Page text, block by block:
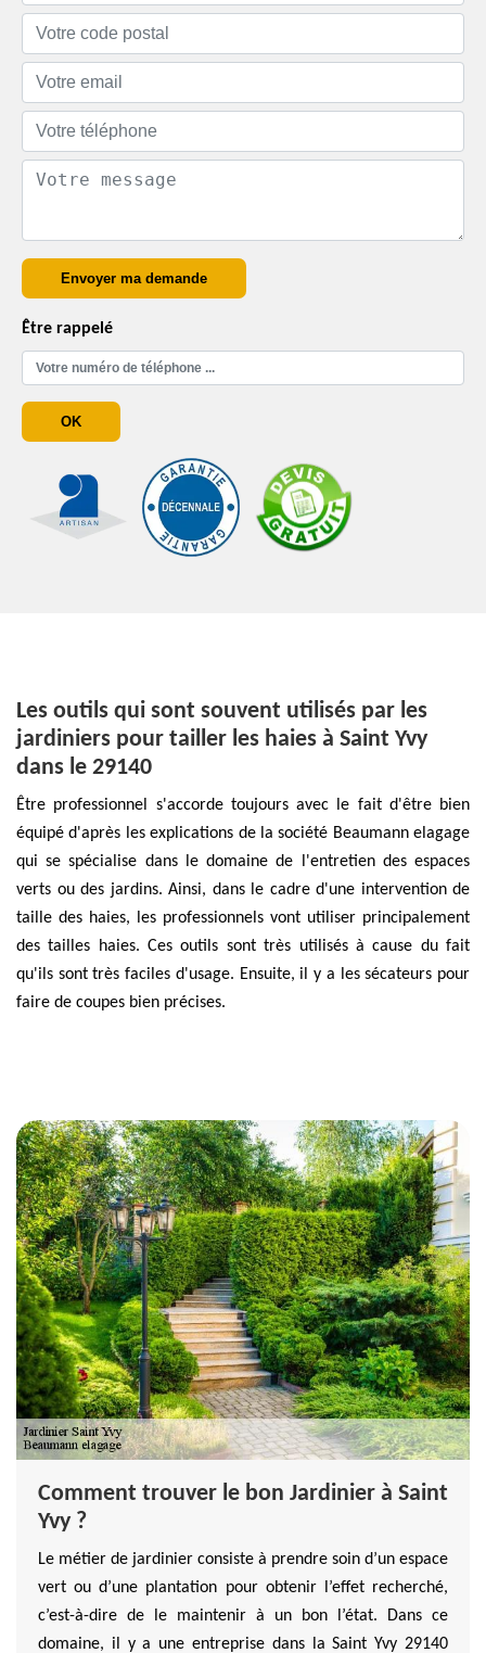
Être rappelé
Les outils qui sont souvent utilisés par les
jardiniers pour tailler les haies à Saint Yvy
dans le 29140
Être professionnel s'accorde toujours avec le fait d'être bien
équipé d'après les explications de la société Beaumann elagage
qui se spécialise dans le domaine de l'entretien des espaces
verts ou des jardins. Ainsi, dans le cadre d'une intervention de
taille des haies, les professionnels vont utiliser principalement
des tailles haies. Ces outils sont très utilisés à cause du fait
qu'ils sont très faciles d'usage. Ensuite, il y a les sécateurs pour
faire de coupes bien précises.
Comment trouver le bon Jardinier à Saint
Yvy ?
Le métier de jardinier consiste à prendre soin d’un espace
vert ou d’une plantation pour obtenir l’effet recherché,
c’est-à-dire de le maintenir à un bon l’état. Dans ce
domaine, il y a une entreprise dans la Saint Yvy 29140